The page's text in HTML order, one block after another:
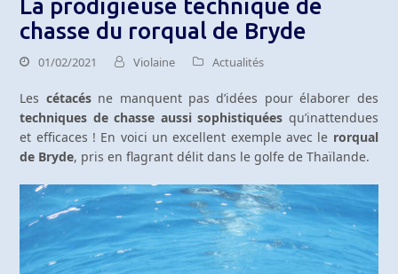
La prodigieuse technique de
chasse du rorqual de Bryde
01/02/2021 Violaine Actualités
Les cétacésne manquent pas d’idées pour élaborer des
techniques de chasse aussi sophistiquées qu’inattendues
et efficaces ! En voici un excellent exemple avec le rorqual
de Bryde, pris en flagrant délit dans le golfe de Thaïlande.